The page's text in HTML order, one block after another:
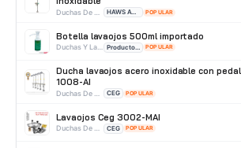
HAWS AVLIS POPULAR
Botella lavaojos 500ml importado
POPULAR
Ducha lavaojos acero inoxidable con pedal
1008-AI
CEG POPULAR
Lavaojos Ceg 3002-MAI
CEG POPULAR